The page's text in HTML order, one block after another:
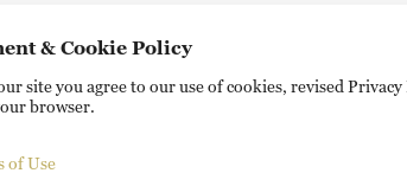
京ICP备20000184号
& Cookie Policy
site you agree to our use of cookies, revised
browser.
of Use